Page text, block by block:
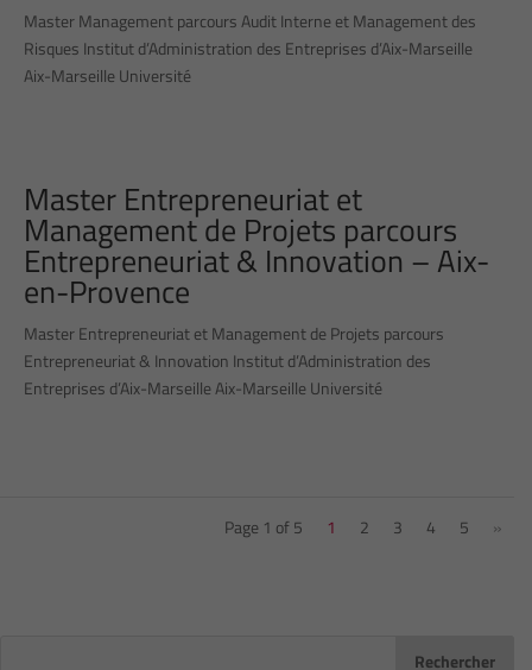
Master Management parcours Audit Interne et Management des
Risques Institut d’Administration des Entreprises d’Aix-Marseille
Aix-Marseille Université
Master Entrepreneuriat et
Management de Projets parcours
Entrepreneuriat & Innovation – Aix-
en-Provence
Master Entrepreneuriat et Management de Projets parcours
Entrepreneuriat & Innovation Institut d’Administration des
Entreprises d’Aix-Marseille Aix-Marseille Université
Page 1 of 5 1 2 3 4 5 »